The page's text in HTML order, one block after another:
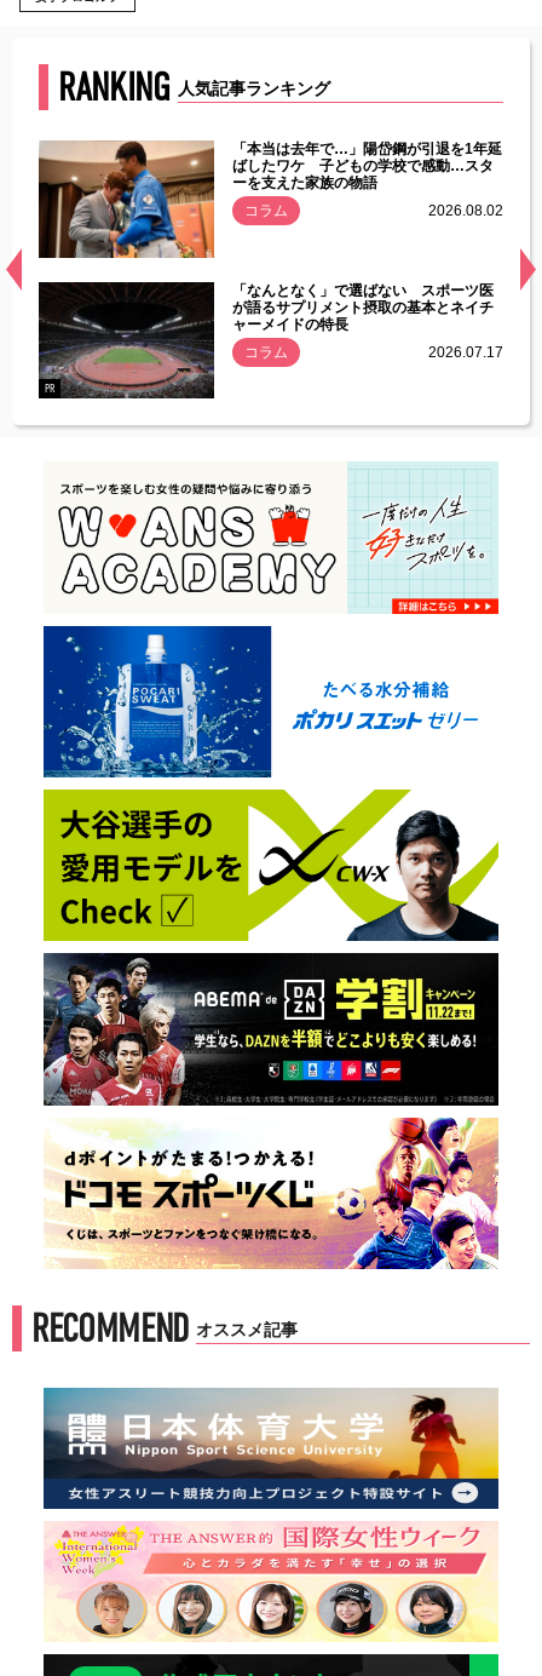
RANKING 人気記事ランキング
常
「本当は去年で…」陽岱鋼が引退を1年延
ばしたワケ 子どもの学校で感動…スタ
ーを支えた家族の物語
コラム
2026.08.02
PR
「なんとなく」で選ばない スポーツ医
が語るサプリメント摂取の基本とネイチ
ャーメイドの特長
コラム
2026.07.17
RECOMMEND オススメ記事